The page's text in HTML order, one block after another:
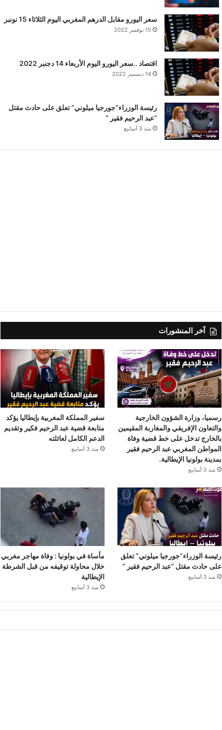
سعر اليورو مقابل الدرهم المغربي اليوم الثلاثاء 15 نونبر
15 نوفمبر 2022
اقتصاد ..سعر اليورو اليوم الأربعاء 14 دجنبر 2022
14 ديسمبر 2022
رئيسة الوزراء”جورجيا ميلوني” تعلق على حادث مقتل
“عبد الرحيم فقير “
منذ 3 أسابيع
آخر المنشورات
رسميا، وزارة الشؤون الخارجية
والتعاون الإفريقي والمغاربة المقيمين
بالخارج تدخل على خط قضية وفاة
المواطن المغربي عبد الرحيم فقير
بمدينة بولونيا الإيطالية.
منذ 3 أسابيع
سفير المملكة المغربية بإيطاليا يؤكد
متابعة قضية عبد الرحيم فكير وتقديم
الدعم الكامل لعائلته
منذ 3 أسابيع
رئيسة الوزراء”جورجيا ميلوني” تعلق
على حادث مقتل “عبد الرحيم فقير “
منذ 3 أسابيع
مأساة في بولونيا : وفاة مهاجر مغربي
خلال محاولة توقيفه من قبل الشرطة
الإيطالية
منذ 3 أسابيع